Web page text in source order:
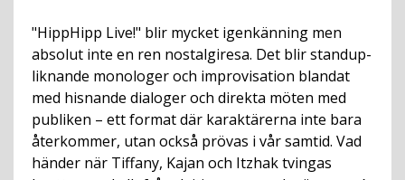
"HippHipp Live!" blir mycket igenkänning men
absolut inte en ren nostalgiresa. Det blir standup-
liknande monologer och improvisation blandat
med hisnande dialoger och direkta möten med
publiken – ett format där karaktärerna inte bara
återkommer, utan också prövas i vår samtid. Vad
händer när Tiffany, Kajan och Itzhak tvingas